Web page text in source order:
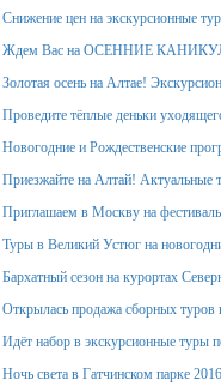
Снижение цен на экскурсионные
Ждем Вас на ОСЕННИЕ
Золотая осень на Алтае!
Проведите тёплые деньки
Новогодние и Рождественские
Приезжайте на Алтай! Актуальные
Приглашаем в Москву на
Туры в Великий Устюг на
Бархатный сезон на курортах
Открылась продажа сборных туров
Идёт набор в экскурсионные туры
Ночь света в Гатчинском парке